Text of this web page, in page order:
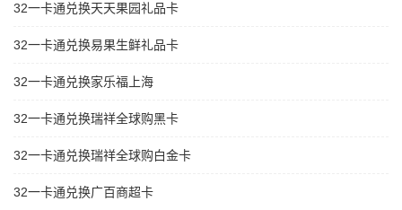
32一卡通兑换天天果园礼品卡
32一卡通兑换易果生鲜礼品卡
32一卡通兑换家乐福上海
32一卡通兑换瑞祥全球购黑卡
32一卡通兑换瑞祥全球购白金卡
32一卡通兑换广百商超卡